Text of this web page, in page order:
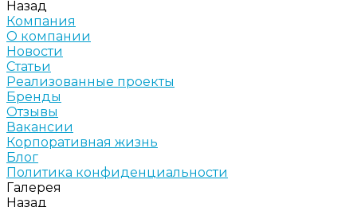
Назад
Компания
О компании
Новости
Статьи
Реализованные проекты
Бренды
Отзывы
Вакансии
Корпоративная жизнь
Блог
Политика конфиденциальности
Галерея
Назад